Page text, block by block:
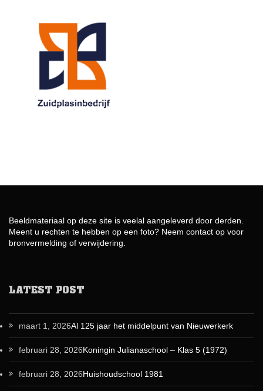
Beeldmateriaal op deze site is veelal aangeleverd door derden.
Meent u rechten te hebben op een foto? Neem contact op voor
bronvermelding of verwijdering.
LATEST POST
Al 125 jaar het middelpunt van Nieuwerkerk
maart 1, 2026
Koningin Julianaschool – Klas 5 (1972)
februari 28, 2026
Huishoudschool 1981
februari 28, 2026